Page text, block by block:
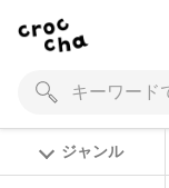
ジャンル